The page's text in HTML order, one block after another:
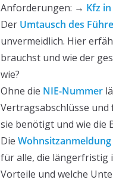
Anforderungen: → Kfz
Der Umtausch des
unvermeidlich. Hier
brauchst und wie der
wie?
Ohne die NIE-Nummer
Vertragsabschlüsse
sie benötigt und wie
Die Wohnsitzanmeldung
für alle, die längerfristig
Vorteile und welche